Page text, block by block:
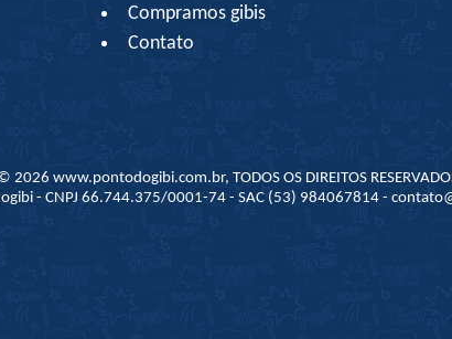
Compramos gibis
Contato
2026 www.pontodogibi.com.br, TODOS OS DIREITOS
- CNPJ 66.744.375/0001-74 - SAC (53) 984067814 -